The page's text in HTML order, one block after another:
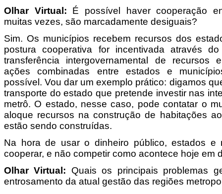
Olhar Virtual: É possível haver cooperação
muitas vezes, são marcadamente desiguais?
Sim. Os municípios recebem recursos dos
postura cooperativa for incentivada através
transferência intergovernamental de recursos
ações combinadas entre estados e
possível. Vou dar um exemplo prático: digamos
transporte do estado que pretende investir nas
metrô. O estado, nesse caso, pode contatar o
aloque recursos na construção de habitações
estão sendo construídas.
Na hora de usar o dinheiro público, estados e
cooperar, e não competir como acontece hoje em
Olhar Virtual: Quais os principais problemas
entrosamento da atual gestão das regiões